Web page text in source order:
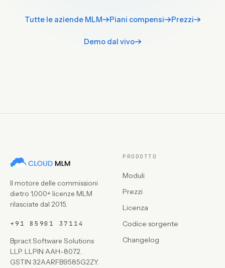
Tutte le aziende MLM Piani compensi Prezzi
Demo dal vivo
Il motore delle commissioni
dietro 1,000+ licenze MLM
rilasciate dal 2015.
+91 85901 37114
Bpract Software Solutions
LLP. LLPIN AAH-8072.
GSTIN 32AARFB9585G2ZY.
PRODOTTO
Moduli
Prezzi
Licenza
Codice sorgente
Changelog